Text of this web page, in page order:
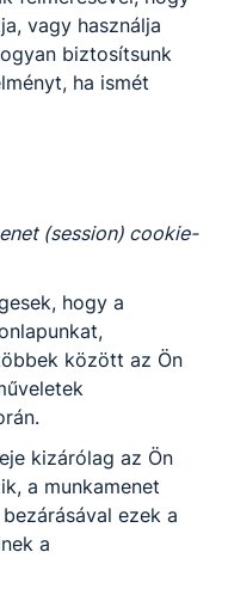
nap
nap
vagy használja
biztosítsunk
ha ismét
(session) cookie-
hogy a
között az Ön
kizárólag az Ön
a munkamenet
ezek a
a